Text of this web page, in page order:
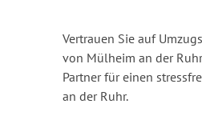
Vertrauen Sie auf
von Mülheim an der
Partner für einen
an der Ruhr.